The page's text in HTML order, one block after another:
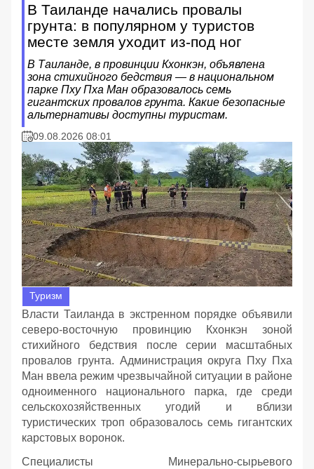
В Таиланде начались провалы
грунта: в популярном у туристов
месте земля уходит из-под ног
В Таиланде, в провинции Кхонкэн, объявлена
зона стихийного бедствия — в национальном
парке Пху Пха Ман образовалось семь
гигантских провалов грунта. Какие безопасные
альтернативы доступны туристам.
09.08.2026 08:01
Туризм
Власти Таиланда в экстренном порядке объявили
северо-восточную провинцию Кхонкэн зоной
стихийного бедствия после серии масштабных
провалов грунта. Администрация округа Пху Пха
Ман ввела режим чрезвычайной ситуации в районе
одноименного национального парка, где среди
сельскохозяйственных угодий и вблизи
туристических троп образовалось семь гигантских
карстовых воронок.
Специалисты Минерально-сырьевого